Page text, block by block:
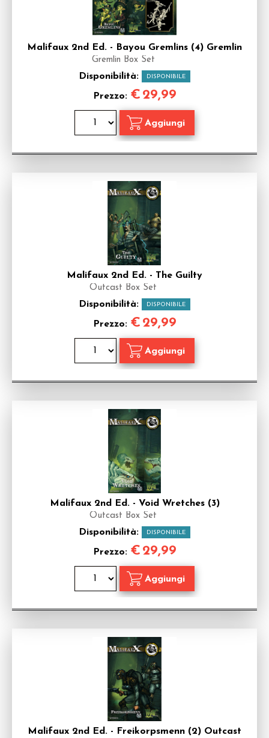
Malifaux 2nd Ed. - Bayou Gremlins (4) Gremlin
Gremlin Box Set
Disponibilità: DISPONIBILE
Prezzo: € 29,99
Malifaux 2nd Ed. - The Guilty
Outcast Box Set
Disponibilità: DISPONIBILE
Prezzo: € 29,99
Malifaux 2nd Ed. - Void Wretches (3)
Outcast Box Set
Disponibilità: DISPONIBILE
Prezzo: € 29,99
Malifaux 2nd Ed. - Freikorpsmenn (2) Outcast